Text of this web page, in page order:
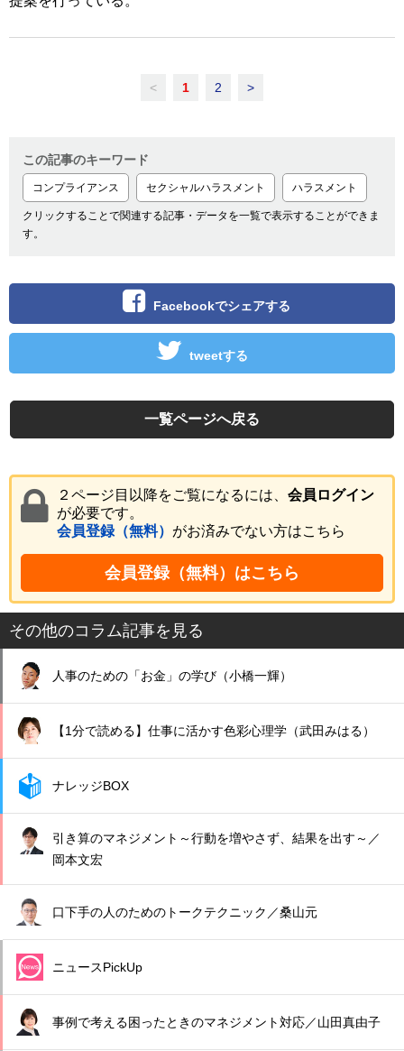
< 1 2 >
この記事のキーワード
コンプライアンス セクシャルハラスメント ハラスメント
クリックすることで関連する記事・データを一覧で表示することができま
す。
Facebookでシェアする
tweetする
一覧ページへ戻る
２ページ目以降をご覧になるには、 会員ログイン
が必要です。
会員登録（無料） がお済みでない方はこちら
会員登録（無料）はこちら
その他のコラム記事を見る
人事のための「お金」の学び（小橋一輝）
【1分で読める】仕事に活かす色彩心理学（武田みはる）
ナレッジBOX
引き算のマネジメント～行動を増やさず、結果を出す～／
岡本文宏
口下手の人のためのトークテクニック／桑山元
ニュースPickUp
事例で考える困ったときのマネジメント対応／山田真由子